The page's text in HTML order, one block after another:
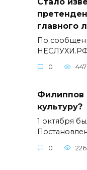
главного
По
0 447
Филиппов
культуру?
1 октября
0 226